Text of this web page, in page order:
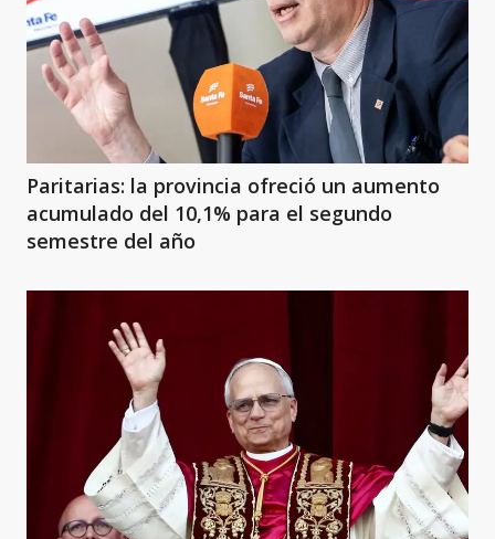
Paritarias: la provincia ofreció un aumento
acumulado del 10,1% para el segundo
semestre del año